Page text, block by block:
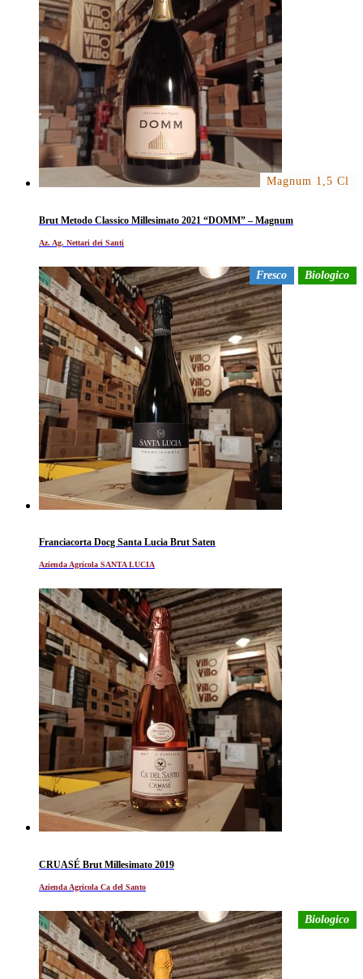
Magnum 1,5 Cl
Brut Metodo Classico Millesimato 2021 “DOMM” – Magnum
Az. Ag. Nettari dei Santi
Fresco Biologico
Franciacorta Docg Santa Lucia Brut Saten
Azienda Agricola SANTA LUCIA
CRUASÉ Brut Millesimato 2019
Azienda Agricola Ca del Santo
Biologico